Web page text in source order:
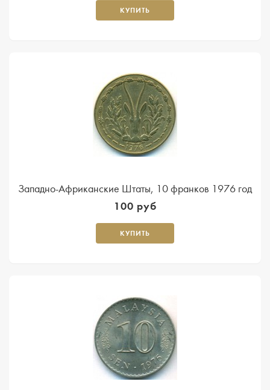
КУПИТЬ
Западно-Африканские Штаты, 10 франков 1976 год
100 руб
КУПИТЬ